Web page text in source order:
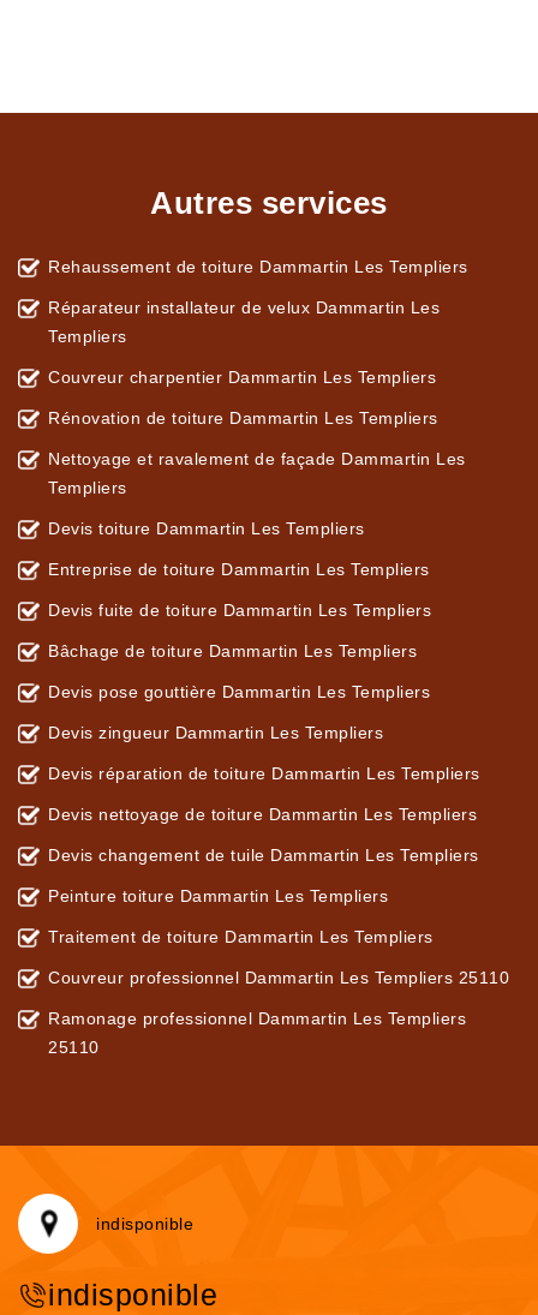
Autres services
Rehaussement de toiture Dammartin Les Templiers
Réparateur installateur de velux Dammartin Les
Templiers
Couvreur charpentier Dammartin Les Templiers
Rénovation de toiture Dammartin Les Templiers
Nettoyage et ravalement de façade Dammartin Les
Templiers
Devis toiture Dammartin Les Templiers
Entreprise de toiture Dammartin Les Templiers
Devis fuite de toiture Dammartin Les Templiers
Bâchage de toiture Dammartin Les Templiers
Devis pose gouttière Dammartin Les Templiers
Devis zingueur Dammartin Les Templiers
Devis réparation de toiture Dammartin Les Templiers
Devis nettoyage de toiture Dammartin Les Templiers
Devis changement de tuile Dammartin Les Templiers
Peinture toiture Dammartin Les Templiers
Traitement de toiture Dammartin Les Templiers
Couvreur professionnel Dammartin Les Templiers 25110
Ramonage professionnel Dammartin Les Templiers
25110
indisponible
indisponible